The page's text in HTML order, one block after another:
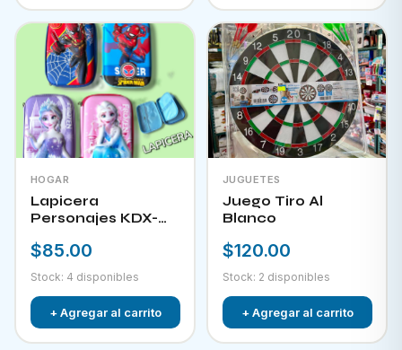
HOGAR
Lapicera
Personajes KDX-
$85.00
Stock: 4 disponibles
+ Agregar al carrito
JUGUETES
Juego Tiro Al
Blanco
$120.00
Stock: 2 disponibles
+ Agregar al carrito